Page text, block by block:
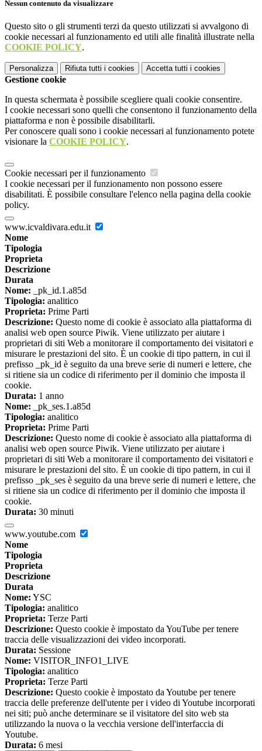
Nessun contenuto da visualizzare
Questo sito o gli strumenti terzi da questo utilizzati si avvalgono di
cookie necessari al funzionamento ed utili alle finalità illustrate nella
COOKIE POLICY.
Personalizza Rifiuta tutti i cookies Accetta tutti i cookies
Gestione cookie
In questa schermata è possibile scegliere quali cookie consentire.
I cookie necessari sono quelli che consentono il funzionamento della
piattaforma e non è possibile disabilitarli.
Per conoscere quali sono i cookie necessari al funzionamento potete
visionare la COOKIE POLICY.
Cookie necessari per il funzionamento
I cookie necessari per il funzionamento non possono essere
disabilitati. È possibile consultare l'elenco nella pagina della cookie
policy.
www.icvaldivara.edu.it
Nome
Tipologia
Proprieta
Descrizione
Durata
Nome: _pk_id.1.a85d
Tipologia: analitico
Proprieta: Prime Parti
Descrizione: Questo nome di cookie è associato alla piattaforma di
analisi web open source Piwik. Viene utilizzato per aiutare i
proprietari di siti Web a monitorare il comportamento dei visitatori e
misurare le prestazioni del sito. È un cookie di tipo pattern, in cui il
prefisso _pk_id è seguito da una breve serie di numeri e lettere, che
si ritiene sia un codice di riferimento per il dominio che imposta il
cookie.
Durata: 1 anno
Nome: _pk_ses.1.a85d
Tipologia: analitico
Proprieta: Prime Parti
Descrizione: Questo nome di cookie è associato alla piattaforma di
analisi web open source Piwik. Viene utilizzato per aiutare i
proprietari di siti Web a monitorare il comportamento dei visitatori e
misurare le prestazioni del sito. È un cookie di tipo pattern, in cui il
prefisso _pk_ses è seguito da una breve serie di numeri e lettere, che
si ritiene sia un codice di riferimento per il dominio che imposta il
cookie.
Durata: 30 minuti
www.youtube.com
Nome
Tipologia
Proprieta
Descrizione
Durata
Nome: YSC
Tipologia: analitico
Proprieta: Terze Parti
Descrizione: Questo cookie è impostato da YouTube per tenere
traccia delle visualizzazioni dei video incorporati.
Durata: Sessione
Nome: VISITOR_INFO1_LIVE
Tipologia: analitico
Proprieta: Terze Parti
Descrizione: Questo cookie è impostato da Youtube per tenere
traccia delle preferenze dell'utente per i video di Youtube incorporati
nei siti; può anche determinare se il visitatore del sito web sta
utilizzando la nuova o la vecchia versione dell'interfaccia di
Youtube.
Durata: 6 mesi